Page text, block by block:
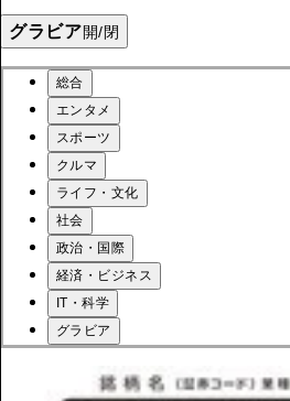
グラビア開/閉
総合
エンタメ
スポーツ
クルマ
ライフ・文化
社会
政治・国際
経済・ビジネス
IT・科学
グラビア